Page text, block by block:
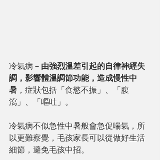
冷氣病－ 由強烈溫差引起的自律神經失
調，影響體溫調節功能，造成慢性中
暑 ，症狀包括「食慾不振」、「腹
瀉」、「嘔吐」。
冷氣病不似急性中暑般會急促喘氣，所
以更難察覺，毛孩家長可以從做好生活
細節，避免毛孩中招。